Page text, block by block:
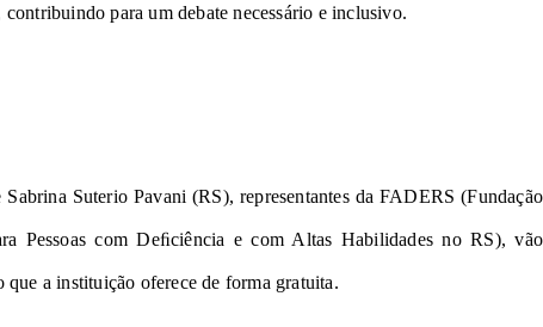
para um debate necessário e inclusivo.
Suterio Pavani (RS), representantes da FADERS (Fundação
Pessoas com Deﬁciência e com Altas Habilidades no RS), vão
que a instituição oferece de forma gratuita.